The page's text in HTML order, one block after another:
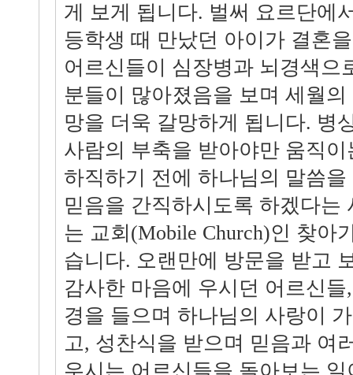
게 보게 됩니다. 벌써 요르단에
등학생 때 만났던 아이가 결혼
어르신들이 심장병과 뇌경색으
분들이 많아졌음을 보며 세월
망을 더욱 갈망하게 됩니다. 병
사람의 부축을 받아야만 움직
하직하기 전에 하나님의 말씀
믿음을 간직하시도록 하겠다는
는 교회(Mobile Church)인 찾아
습니다. 오랜만에 방문을 받고
감사한 마음에 우시던 어르신
경을 들으며 하나님의 사랑이
고, 성찬식을 받으며 믿음과 여